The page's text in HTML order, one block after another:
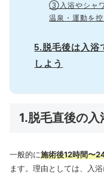
③入浴やシャ
温泉・運動を
5.脱毛後は入浴
しよう
1.脱毛直後の
一般的に施術後12時間〜
ます。理由としては、入